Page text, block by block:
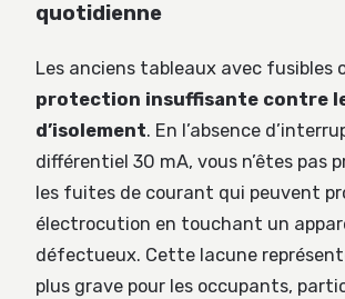
quotidienne
Les anciens tableaux avec fusibles
protection insuffisante contre
d’isolement. En l’absence
différentiel 30 mA, vous n’êtes pas
les fuites de courant qui peuvent
électrocution en touchant un
défectueux. Cette lacune
plus grave pour les occupants,